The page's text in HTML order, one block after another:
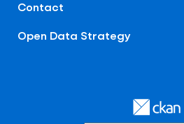
Contact
Open Data Strategy